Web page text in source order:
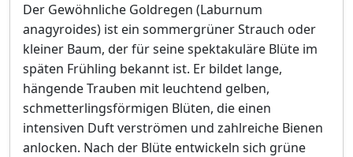
Der Gewöhnliche Goldregen (Laburnum
anagyroides) ist ein sommergrüner Strauch oder
kleiner Baum, der für seine spektakuläre Blüte im
späten Frühling bekannt ist. Er bildet lange,
hängende Trauben mit leuchtend gelben,
schmetterlingsförmigen Blüten, die einen
intensiven Duft verströmen und zahlreiche Bienen
anlocken. Nach der Blüte entwickeln sich grüne